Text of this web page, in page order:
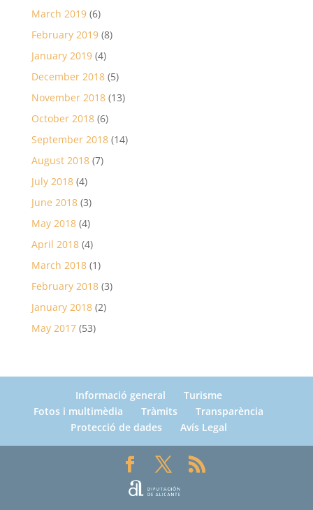
March 2019(6)
February 2019(8)
January 2019(4)
December 2018(5)
November 2018(13)
October 2018(6)
September 2018(14)
August 2018(7)
July 2018(4)
June 2018(3)
May 2018(4)
April 2018(4)
March 2018(1)
February 2018(3)
January 2018(2)
May 2017(53)
Informació general
Turisme
Fotos i multimèdia
Tràmits
Transparència
Protecció de dades
Avís Legal